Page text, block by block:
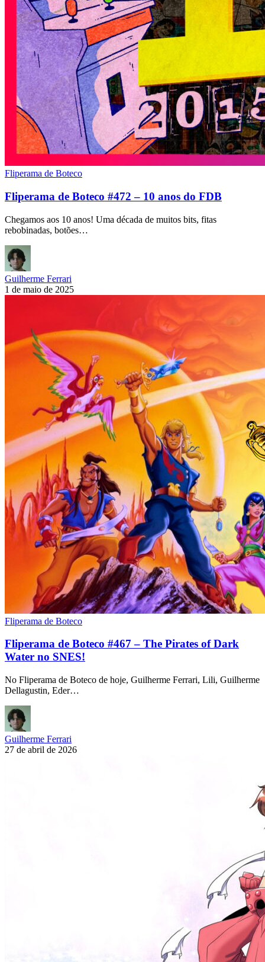
Fliperama de Boteco
Fliperama de Boteco #472 – 10 anos do FDB
Chegamos aos 10 anos! Uma década de muitos bits, fitas
rebobinadas, botões…
Guilherme Ferrari
1 de maio de 2025
Fliperama de Boteco
Fliperama de Boteco #467 – The Pirates of Dark
Water no SNES!
No Fliperama de Boteco de hoje, Guilherme Ferrari, Lili, Guilherme
Dellagustin, Eder…
Guilherme Ferrari
27 de abril de 2026